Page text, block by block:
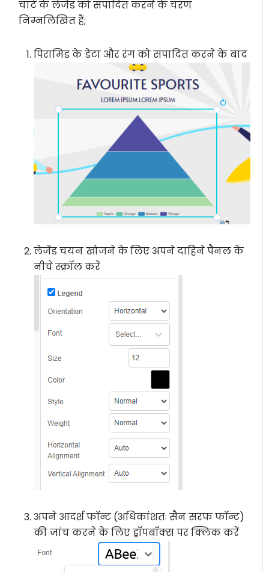
चार्ट के लेजेंड को संपादित करने के चरण
निम्नलिखित हैं;
पिरामिड के डेटा और रंग को संपादित करने के बाद
लेजेंड चयन खोजने के लिए अपने दाहिने पैनल के
नीचे स्क्रॉल करें
अपने आदर्श फॉन्ट (अधिकांशतः सैन सरफ फॉन्ट)
की जांच करने के लिए ड्रॉपबॉक्स पर क्लिक करें